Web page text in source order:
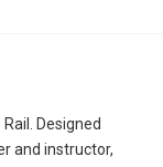
Designed
and instructor,